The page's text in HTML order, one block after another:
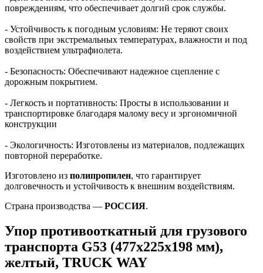
повреждениям, что обеспечивает долгий срок службы.
- Устойчивость к погодным условиям: Не теряют своих
свойств при экстремальных температурах, влажности и под
воздействием ультрафиолета.
- Безопасность: Обеспечивают надежное сцепление с
дорожным покрытием.
- Легкость и портативность: Просты в использовании и
транспортировке благодаря малому весу и эргономичной
конструкции
- Экологичность: Изготовлены из материалов, подлежащих
повторной переработке.
Изготовлено из полипропилен, что гарантирует
долговечность и устойчивость к внешним воздействиям.
Страна производства — РОССИЯ.
Упор противооткатный для грузового
транспорта G53 (477х225х198 мм),
желтый, TRUCK WAY